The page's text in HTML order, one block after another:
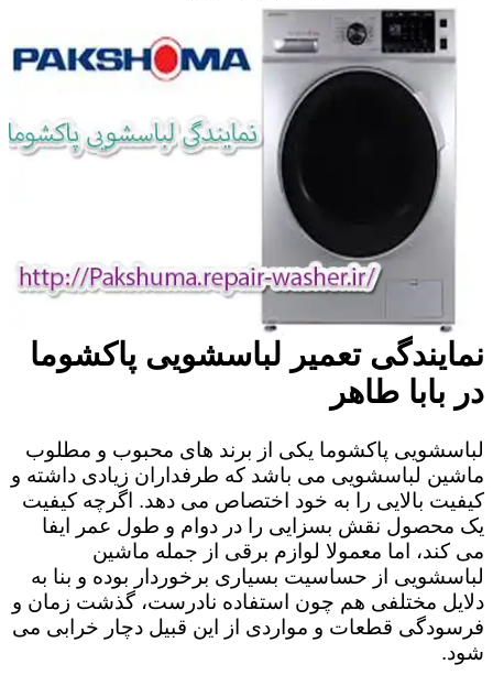
نمایندگی تعمیر لباسشویی پاکشوما
در بابا طاهر
لباسشویی پاکشوما یکی از برند های محبوب و مطلوب
ماشین لباسشویی می باشد که طرفداران زیادی داشته و
کیفیت بالایی را به خود اختصاص می دهد. اگرچه کیفیت
یک محصول نقش بسزایی را در دوام و طول عمر ایفا
می کند، اما معمولا لوازم برقی از جمله ماشین
لباسشویی از حساسیت بسیاری برخوردار بوده و بنا به
دلایل مختلفی هم چون استفاده نادرست، گذشت زمان و
فرسودگی قطعات و مواردی از این قبیل دچار خرابی می
شود.